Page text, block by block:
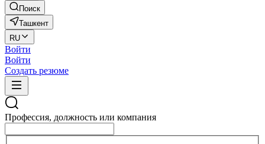
Поиск
Ташкент
RU
Войти
Войти
Создать резюме
Профессия, должность или компания